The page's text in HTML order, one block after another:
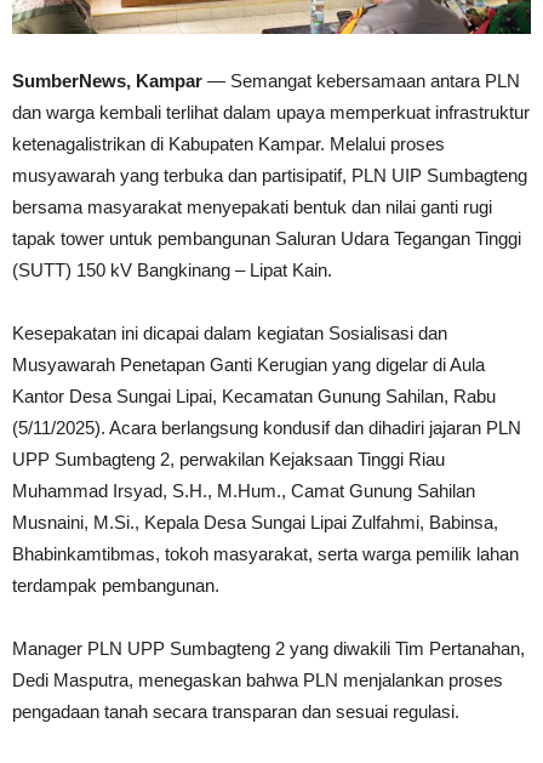
SumberNews, Kampar — Semangat kebersamaan antara PLN
dan warga kembali terlihat dalam upaya memperkuat infrastruktur
ketenagalistrikan di Kabupaten Kampar. Melalui proses
musyawarah yang terbuka dan partisipatif, PLN UIP Sumbagteng
bersama masyarakat menyepakati bentuk dan nilai ganti rugi
tapak tower untuk pembangunan Saluran Udara Tegangan Tinggi
(SUTT) 150 kV Bangkinang – Lipat Kain.
Kesepakatan ini dicapai dalam kegiatan Sosialisasi dan
Musyawarah Penetapan Ganti Kerugian yang digelar di Aula
Kantor Desa Sungai Lipai, Kecamatan Gunung Sahilan, Rabu
(5/11/2025). Acara berlangsung kondusif dan dihadiri jajaran PLN
UPP Sumbagteng 2, perwakilan Kejaksaan Tinggi Riau
Muhammad Irsyad, S.H., M.Hum., Camat Gunung Sahilan
Musnaini, M.Si., Kepala Desa Sungai Lipai Zulfahmi, Babinsa,
Bhabinkamtibmas, tokoh masyarakat, serta warga pemilik lahan
terdampak pembangunan.
Manager PLN UPP Sumbagteng 2 yang diwakili Tim Pertanahan,
Dedi Masputra, menegaskan bahwa PLN menjalankan proses
pengadaan tanah secara transparan dan sesuai regulasi.